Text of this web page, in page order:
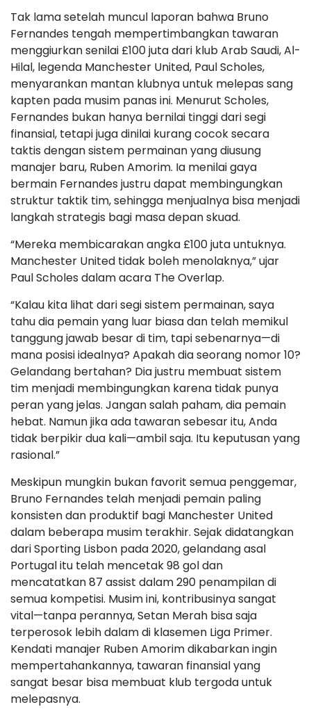
Tak lama setelah muncul laporan bahwa Bruno
Fernandes tengah mempertimbangkan tawaran
menggiurkan senilai £100 juta dari klub Arab Saudi, Al-
Hilal, legenda Manchester United, Paul Scholes,
menyarankan mantan klubnya untuk melepas sang
kapten pada musim panas ini. Menurut Scholes,
Fernandes bukan hanya bernilai tinggi dari segi
finansial, tetapi juga dinilai kurang cocok secara
taktis dengan sistem permainan yang diusung
manajer baru, Ruben Amorim. Ia menilai gaya
bermain Fernandes justru dapat membingungkan
struktur taktik tim, sehingga menjualnya bisa menjadi
langkah strategis bagi masa depan skuad.
“Mereka membicarakan angka £100 juta untuknya.
Manchester United tidak boleh menolaknya,” ujar
Paul Scholes dalam acara The Overlap.
“Kalau kita lihat dari segi sistem permainan, saya
tahu dia pemain yang luar biasa dan telah memikul
tanggung jawab besar di tim, tapi sebenarnya—di
mana posisi idealnya? Apakah dia seorang nomor 10?
Gelandang bertahan? Dia justru membuat sistem
tim menjadi membingungkan karena tidak punya
peran yang jelas. Jangan salah paham, dia pemain
hebat. Namun jika ada tawaran sebesar itu, Anda
tidak berpikir dua kali—ambil saja. Itu keputusan yang
rasional.”
Meskipun mungkin bukan favorit semua penggemar,
Bruno Fernandes telah menjadi pemain paling
konsisten dan produktif bagi Manchester United
dalam beberapa musim terakhir. Sejak didatangkan
dari Sporting Lisbon pada 2020, gelandang asal
Portugal itu telah mencetak 98 gol dan
mencatatkan 87 assist dalam 290 penampilan di
semua kompetisi. Musim ini, kontribusinya sangat
vital—tanpa perannya, Setan Merah bisa saja
terperosok lebih dalam di klasemen Liga Primer.
Kendati manajer Ruben Amorim dikabarkan ingin
mempertahankannya, tawaran finansial yang
sangat besar bisa membuat klub tergoda untuk
melepasnya.